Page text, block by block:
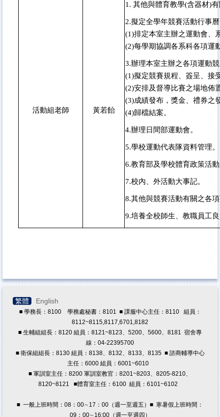
活動組老師 黃若飴
1. 其他與體育教學(含器材)
2.擬定全學年競賽活動行事
(1)排定本室主辦之運動會、
(2)每學期協調各系科各項運
3.辦理本室主辦之各項運動
(1)擬定競賽規程、簽呈、接
(2)安排及督導比賽之場地佈
(3)成績發布，獎金、禮券之
(4)歸檔結案。
4.辦理日間部運動會。
5.學校運動代表隊資料管理。
6.教育部及學校體育政策活
7.校內、外活動大事記。
8.其他與競賽活動有關之各
9.培養全校師生、教職員工
繁體 English
■ 學務長：8100 學務處秘書：8101 ■ 課服中心主任：8110 組員：
8112~8115,8117,6701,8182
■ 生輔組組長：8120 組員：8121~8123、5200、5600、8181 宿舍專
線：04-22395700
■ 衛保組組長：8130 組員：8138、8132、8133、8135 ■ 諮商輔導中心
主任：6000 組員：6001~6010
■ 軍訓室主任：8200 軍訓室教官：8201~8203、8205-8210、
8120~8121
■體育室主任：6100 組員：6101~6102
■ 一般上班時間：08：00∼17：00（週一至週五）■ 寒暑假上班時間：
09：00∼16:00（週一至週四）